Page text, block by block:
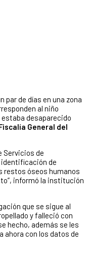
par de días en una zona
al niño
estaba desaparecido
General del
Servicios de
identificación de
restos óseos humanos
informó la institución
que se sigue al
y falleció con
hecho, además se les
ahora con los datos de